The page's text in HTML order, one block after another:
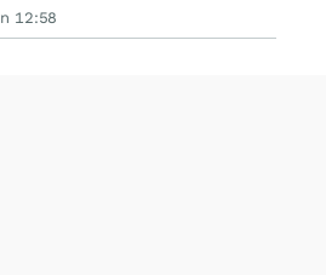
12:58